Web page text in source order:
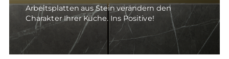
Arbeitsplatten aus Stein verändern den
Charakter Ihrer Küche. Ins Positive!